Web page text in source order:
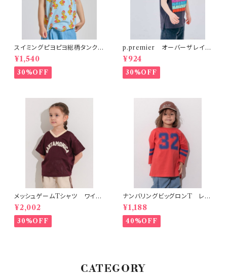
スイミングピヨピヨ総柄タンクト
ップ サックス
¥1,540
30%OFF
p.premier オーバーザレイン
ボータンクTシャツ リンク
¥924
30%OFF
メッシュゲームTシャツ ワイン
レッド
¥2,002
30%OFF
ナンバリングビッグロンT レッ
ド80-140
¥1,188
40%OFF
CATEGORY